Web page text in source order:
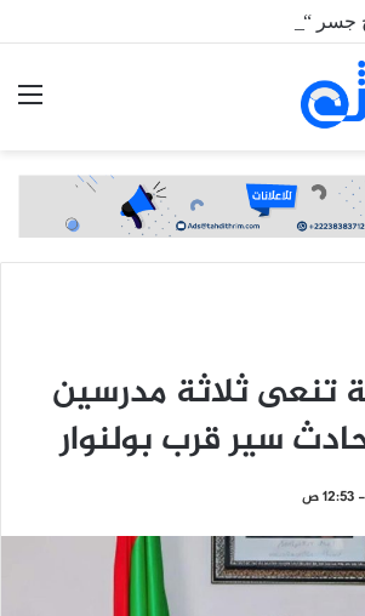
تنعى ثلاثة مدرسين
سير قرب بولنوار